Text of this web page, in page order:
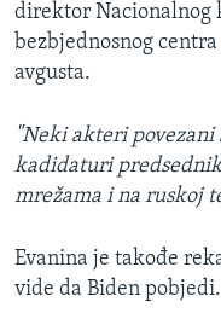
direktor Nacionalnog
bezbjednosnog centra
avgusta.
"Neki akteri povezani
kadidaturi
mrežama i na ruskoj
Evanina je takođe
vide da Biden pobjedi.